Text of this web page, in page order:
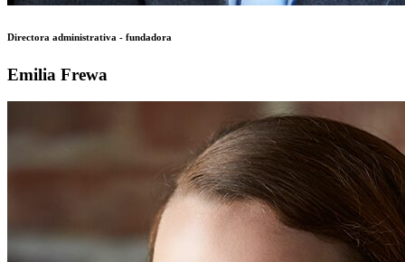
Directora administrativa - fundadora
Emilia Frewa